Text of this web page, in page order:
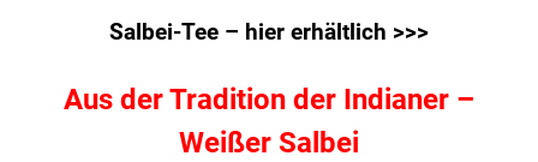
Salbei-Tee – hier erhältlich >>>
Aus der Tradition der Indianer –
Weißer Salbei